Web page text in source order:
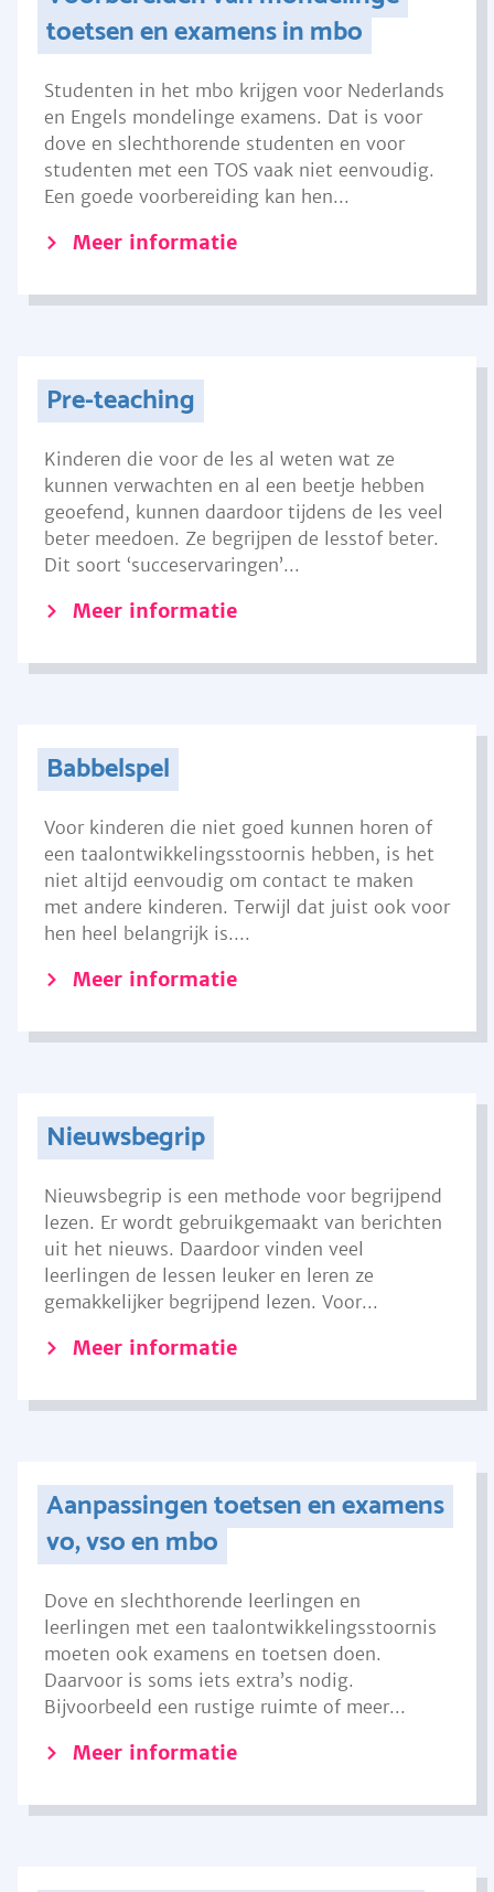
toetsen en examens in mbo
Studenten in het mbo krijgen voor Nederlands
en Engels mondelinge examens. Dat is voor
dove en slechthorende studenten en voor
studenten met een TOS vaak niet eenvoudig.
Een goede voorbereiding kan hen...
Meer informatie
Pre-teaching
Kinderen die voor de les al weten wat ze
kunnen verwachten en al een beetje hebben
geoefend, kunnen daardoor tijdens de les veel
beter meedoen. Ze begrijpen de lesstof beter.
Dit soort ‘succeservaringen’...
Meer informatie
Babbelspel
Voor kinderen die niet goed kunnen horen of
een taalontwikkelingsstoornis hebben, is het
niet altijd eenvoudig om contact te maken
met andere kinderen. Terwijl dat juist ook voor
hen heel belangrijk is....
Meer informatie
Nieuwsbegrip
Nieuwsbegrip is een methode voor begrijpend
lezen. Er wordt gebruikgemaakt van berichten
uit het nieuws. Daardoor vinden veel
leerlingen de lessen leuker en leren ze
gemakkelijker begrijpend lezen. Voor...
Meer informatie
Aanpassingen toetsen en examens
vo, vso en mbo
Dove en slechthorende leerlingen en
leerlingen met een taalontwikkelingsstoornis
moeten ook examens en toetsen doen.
Daarvoor is soms iets extra’s nodig.
Bijvoorbeeld een rustige ruimte of meer...
Meer informatie